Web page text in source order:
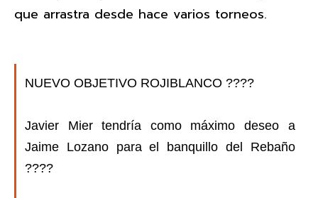
que arrastra desde hace varios torneos.
NUEVO OBJETIVO ROJIBLANCO ????
Javier Mier tendría como máximo deseo a
Jaime Lozano para el banquillo del Rebaño
????